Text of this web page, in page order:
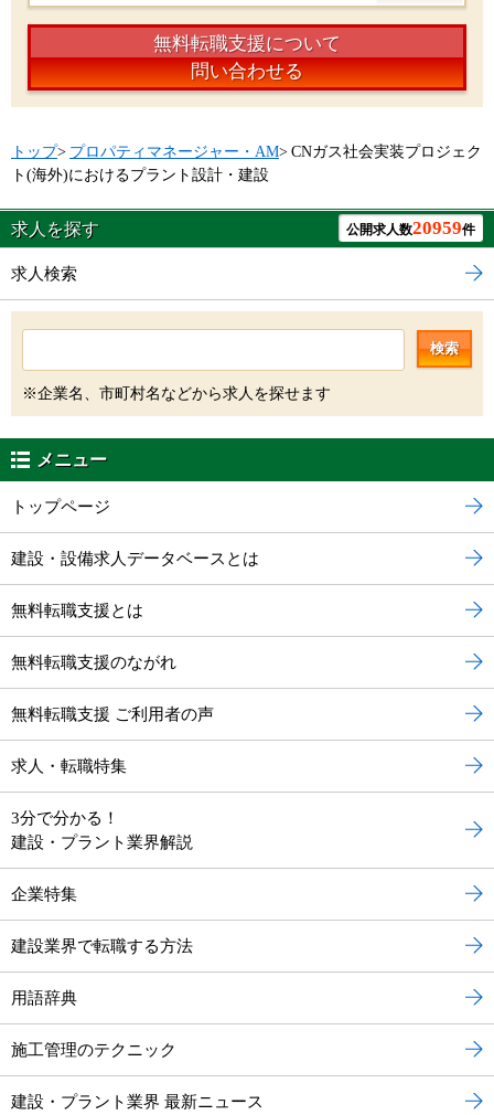
無料転職支援について
問い合わせる
トップ> プロパティマネージャー・AM> CNガス社会実装プロジェク
ト(海外)におけるプラント設計・建設
求人を探す 公開求人数20959件
求人検索
検索
※企業名、市町村名などから求人を探せます
メニュー
トップページ
建設・設備求人データベースとは
無料転職支援とは
無料転職支援のながれ
無料転職支援 ご利用者の声
求人・転職特集
3分で分かる！
建設・プラント業界解説
企業特集
建設業界で転職する方法
用語辞典
施工管理のテクニック
建設・プラント業界 最新ニュース